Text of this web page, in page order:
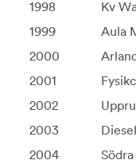
1998
Kv
1999
Aula
2000
2001
2002
2003
2004